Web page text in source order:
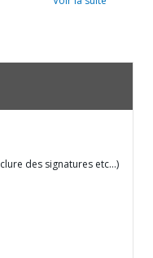
des signatures etc…)